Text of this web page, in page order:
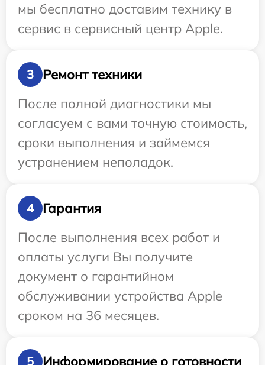
мы бесплатно доставим технику в
сервис в сервисный центр Apple.
3
Ремонт техники
После полной диагностики мы
согласуем с вами точную стоимость,
сроки выполнения и займемся
устранением неполадок.
4
Гарантия
После выполнения всех работ и
оплаты услуги Вы получите
документ о гарантийном
обслуживании устройства Apple
сроком на 36 месяцев.
5 Информирование о готовности